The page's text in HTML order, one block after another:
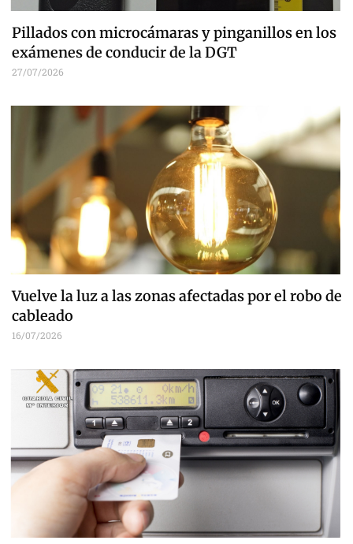
Pillados con microcámaras y pinganillos en los
exámenes de conducir de la DGT
27/07/2026
Vuelve la luz a las zonas afectadas por el robo de
cableado
16/07/2026